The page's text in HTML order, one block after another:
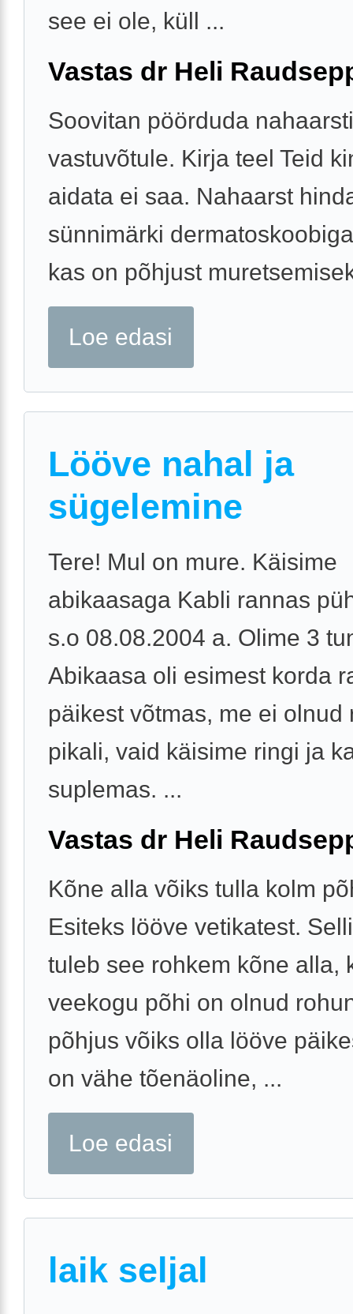
see ei ole, küll ...
Vastas dr Heli
Soovitan pöörduda nahaarsti
vastuvõtule. Kirja teel Teid
aidata ei saa. Nahaarst
sünnimärki
kas on põhjust
Loe edasi
Lööve nahal ja
sügelemine
Tere! Mul on mure. Käisime
abikaasaga Kabli rannas
s.o 08.08.2004 a. Olime 3
Abikaasa oli esimest korda
päikest võtmas, me ei olnud
pikali, vaid käisime ringi ja
suplemas. ...
Vastas dr Heli
Kõne alla võiks tulla kolm
Esiteks lööve vetikatest.
tuleb see rohkem kõne alla,
veekogu põhi on olnud
põhjus võiks olla lööve
on vähe tõenäoline, ...
Loe edasi
laik seljal